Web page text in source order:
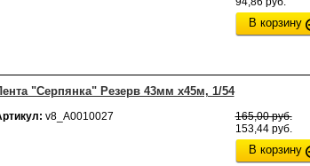
В корзину
"Серпянка" Резерв 43мм х45м, 1/54
v8_А0010027
165,00 руб.
153,44 руб.
В корзину